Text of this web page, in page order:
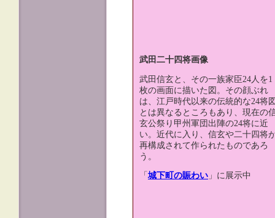
武田二十四将画像
武田信玄と、その一族家臣24人を1
枚の画面に描いた図。その顔ぶれ
は、江戸時代以来の伝統的な24将
とは異なるところもあり、現在の
玄公祭り甲州軍団出陣の24将に近
い。近代に入り、信玄や二十四将
再構成されて作られたものであろ
う。
「 城下町の賑わい 」に展示中